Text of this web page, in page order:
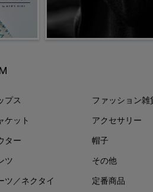
プス
ケット
ター
ツ
ツ／ネクタイ
ファッション雑
アクセサリー
帽子
その他
定番商品